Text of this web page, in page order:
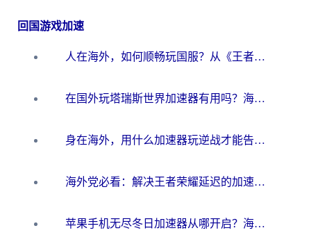
回国游戏加速
人在海外，如何顺畅玩国服？从《王者荣耀》到《云图计划》的加速器终极指南
在国外玩塔瑞斯世界加速器有用吗？海外玩家亲测后的真实答案
身在海外，用什么加速器玩逆战才能告别延迟？
海外党必看：解决王者荣耀延迟的加速器终极指南——从EVE到猫和老鼠，一个工具全搞定
苹果手机无尽冬日加速器从哪开启？海外玩家的冬日生存指南